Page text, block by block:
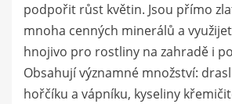
podpořit růst květin. Jsou přímo
mnoha cenných minerálů a
hnojivo pro rostliny na zahradě i
Obsahují významné množství:
hořčíku a vápníku, kyseliny